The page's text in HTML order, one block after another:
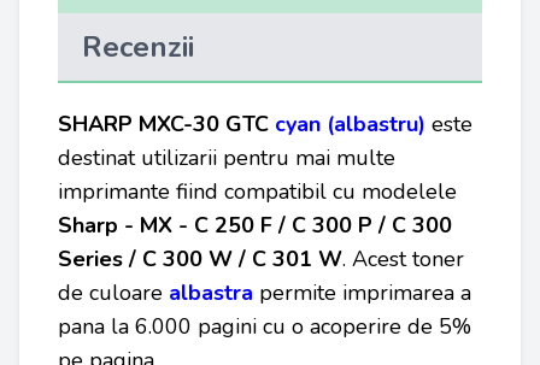
Recenzii
SHARP MXC-30 GTC cyan (albastru) este
destinat utilizarii pentru mai multe
imprimante fiind compatibil cu modelele
Sharp - MX - C 250 F / C 300 P / C 300
Series / C 300 W / C 301 W. Acest toner
de culoare albastra permite imprimarea a
pana la 6.000 pagini cu o acoperire de 5%